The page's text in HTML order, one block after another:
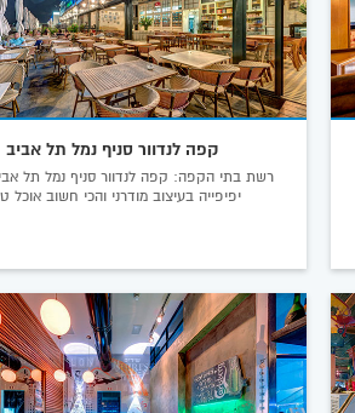
קפה לנדוור סניף נמל תל אביב
רשת בתי הקפה: קפה לנדוור סניף נמל תל
יפיפייה בעיצוב מודרני והכי חשוב אוכל